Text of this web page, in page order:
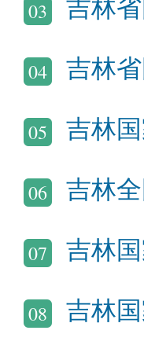
03 吉林
04 吉林
05 吉林
06 吉林
07 吉林
08 吉林